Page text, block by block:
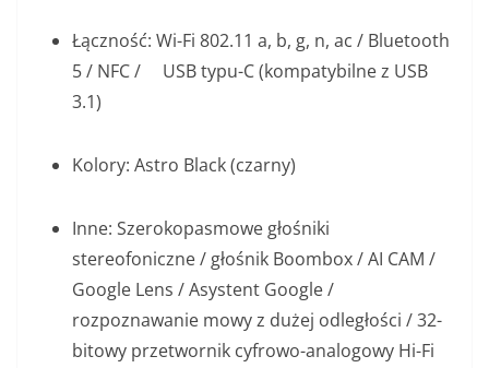
Łączność: Wi-Fi 802.11 a, b, g, n, ac / Bluetooth
5 / NFC / USB typu-C (kompatybilne z USB
3.1)
Kolory: Astro Black (czarny)
Inne: Szerokopasmowe głośniki
stereofoniczne / głośnik Boombox / AI CAM /
Google Lens / Asystent Google /
rozpoznawanie mowy z dużej odległości / 32-
bitowy przetwornik cyfrowo-analogowy Hi-Fi